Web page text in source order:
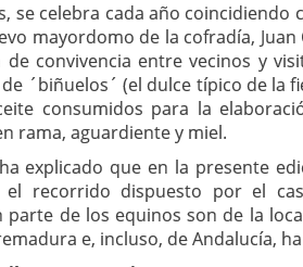
se celebra cada año coincidiendo
mayordomo de la cofradía,
de convivencia entre vecinos y
´biñuelos´ (el dulce típico de la
consumidos para la
rama, aguardiente y miel.
explicado que en la presente
el recorrido dispuesto por el
parte de los equinos son de la
e, incluso, de Andalucía,